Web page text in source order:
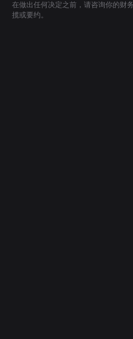
在做出任何决定之前，请咨询你的财
揽或要约。